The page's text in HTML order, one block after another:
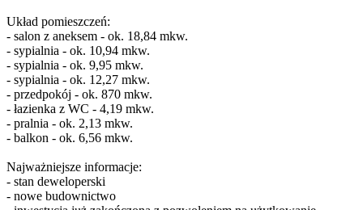
Układ pomieszczeń:
- salon z aneksem - ok. 18,84 mkw.
- sypialnia - ok. 10,94 mkw.
- sypialnia - ok. 9,95 mkw.
- sypialnia - ok. 12,27 mkw.
- przedpokój - ok. 870 mkw.
- łazienka z WC - 4,19 mkw.
- pralnia - ok. 2,13 mkw.
- balkon - ok. 6,56 mkw.
Najważniejsze informacje:
- stan deweloperski
- nowe budownictwo